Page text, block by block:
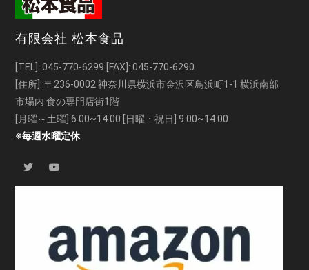
有限会社 松本食品
[TEL]:045-770-6299 [FAX]: 045-770-6290
[住所]: 〒236-0002 神奈川県横浜市金沢区鳥浜町1-1 横浜南部
市場内 食の専門店街1階
[月曜～土曜] 6:00~14:00 [日曜・祝日] 9:00~14:00
※毎週水曜定休